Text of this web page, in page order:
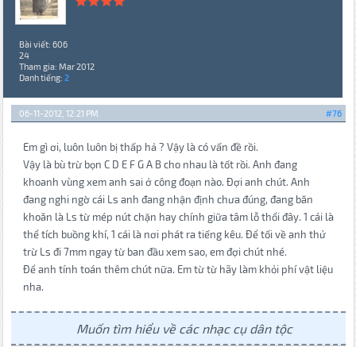
Bài viết: 606
24
Tham gia: Mar 2012
Danh tiếng: 2
#76
06-11-2012, 12:21 PM
Em gì ơi, luôn luôn bị thấp hả ? Vậy là có vấn đề rồi.
Vậy là bù trừ bọn C D E F G A B cho nhau là tốt rồi. Anh đang
khoanh vùng xem anh sai ở công đoạn nào. Đợi anh chút. Anh
đang nghi ngờ cái Ls anh đang nhận định chưa đúng, đang băn
khoăn là Ls từ mép nút chặn hay chính giữa tâm lỗ thổi đây. 1 cái là
thể tích buồng khí, 1 cái là nơi phát ra tiếng kêu. Để tối về anh thử
trừ Ls đi 7mm ngay từ ban đầu xem sao, em đợi chút nhé.
Để anh tính toán thêm chút nữa. Em từ từ hãy làm khỏi phí vật liệu
nha.
Muốn tìm hiểu về các nhạc cụ dân tộc